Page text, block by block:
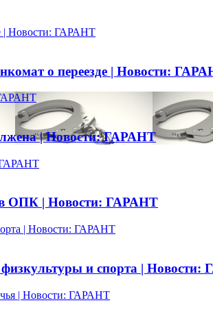
| Новости: ГАРАНТ
о переезде | Новости:
ГАРАНТ
| Новости: ГАРАНТ
ГАРАНТ
в ОПК | Новости: ГАРАНТ
| Новости: ГАРАНТ
физкультуры и спорта |
| Новости: ГАРАНТ